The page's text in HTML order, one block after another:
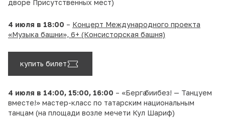
дворе Присутственных мест)
4 июля в 18:00 – Концерт Международного проекта
«Музыка башни», 6+ (Консисторская башня)
купить билет
4 июля в 14:00, 15:00, 16:00 – «Бергә биибез! — Танцуем
вместе!» мастер-класс по татарским национальным
танцам (на площади возле мечети Кул Шариф)